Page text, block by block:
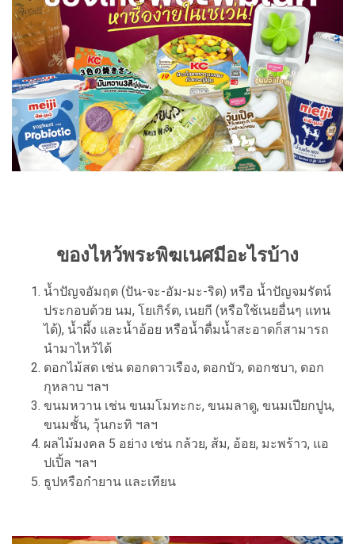
ของไหว้พระพิฆเนศมีอะไรบ้าง
น้ำปัญจอัมฤต (ปัน-จะ-อัม-มะ-ริด) หรือ น้ำปัญจมรัตน์
ประกอบด้วย นม, โยเกิร์ต, เนยกี (หรือใช้เนยอื่นๆ แทน
ได้), น้ำผึ้ง และน้ำอ้อย หรือน้ำดื่มน้ำสะอาดก็สามารถ
นำมาไหว้ได้
ดอกไม้สด เช่น ดอกดาวเรือง, ดอกบัว, ดอกชบา, ดอก
กุหลาบ ฯลฯ
ขนมหวาน เช่น ขนมโมทะกะ, ขนมลาดู, ขนมเปียกปูน,
ขนมชั้น, วุ้นกะทิ ฯลฯ
ผลไม้มงคล 5 อย่าง เช่น กล้วย, ส้ม, อ้อย, มะพร้าว, แอ
ปเปิ้ล ฯลฯ
ธูปหรือกำยาน และเทียน